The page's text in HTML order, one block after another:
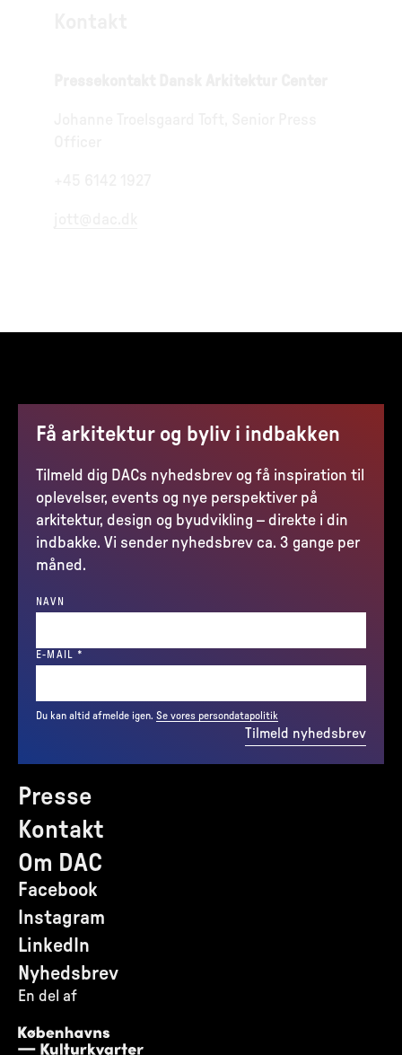
Presse
Kontakt
Om DAC
Facebook
Instagram
LinkedIn
Nyhedsbrev
En del af
Få arkitektur og byliv i indbakken
Tilmeld dig DACs nyhedsbrev og få inspiration til
oplevelser, events og nye perspektiver på
arkitektur, design og byudvikling – direkte i din
indbakke. Vi sender nyhedsbrev ca. 3 gange per
måned.
NAVN
E-MAIL *
Du kan altid afmelde igen. Se vores persondatapolitik
Tilmeld nyhedsbrev